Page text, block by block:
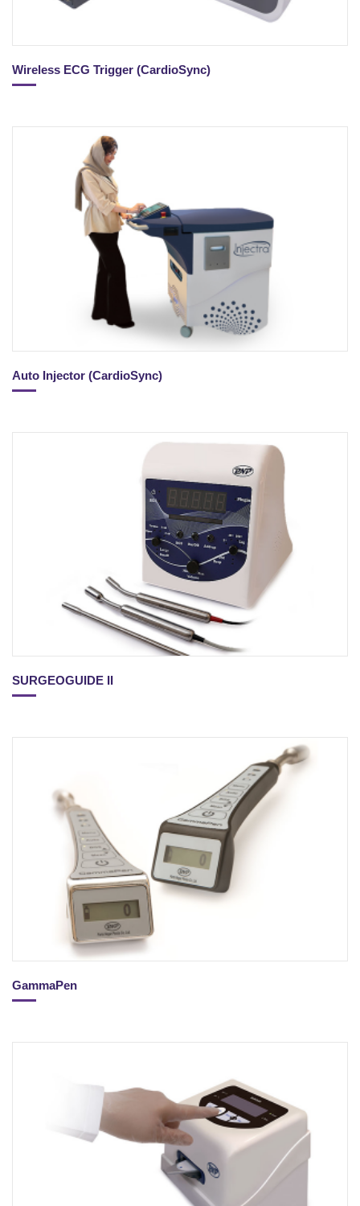
Wireless ECG Trigger (CardioSync)
Auto Injector (CardioSync)
SURGEOGUIDE II
GammaPen